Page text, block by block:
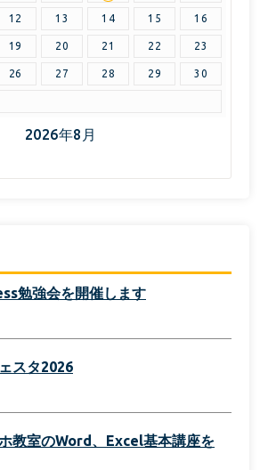
2026年8月
12 13 14 15 16
19 20 21 22 23
26 27 28 29 30
勉強会を開催します
スタ2026
教室のWord、Excel基本講座を